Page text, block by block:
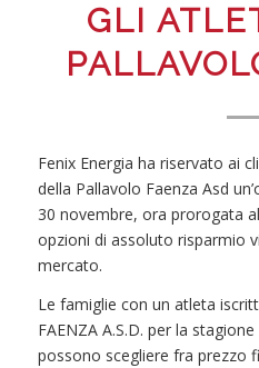
GLI
Fenix Energia ha riservato ai
della Pallavolo Faenza Asd
30 novembre, ora prorogata
opzioni di assoluto risparmio
mercato.
Le famiglie con un atleta
FAENZA A.S.D. per la
possono scegliere fra prezzo